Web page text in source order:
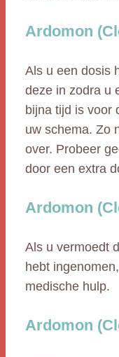
Ardomon
Als u een dosis
deze in zodra u
bijna tijd is voor
uw schema. Zo
over. Probeer
door een extra
Ardomon
Als u vermoedt
hebt
medische hulp.
Ardomon